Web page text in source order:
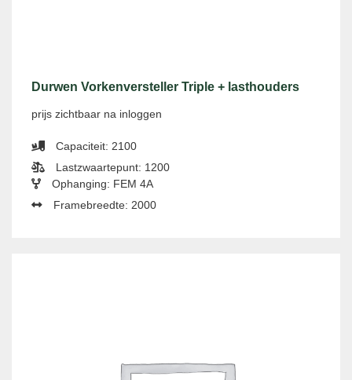
Durwen Vorkenversteller Triple + lasthouders
prijs zichtbaar na inloggen
Capaciteit: 2100
Lastzwaartepunt: 1200
Ophanging: FEM 4A
Framebreedte: 2000